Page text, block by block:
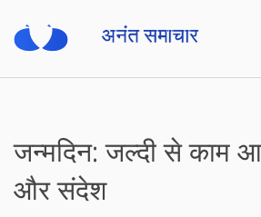
जन्मदिन: जल्दी से काम
और संदेश